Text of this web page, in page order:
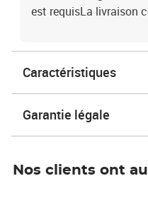
est requisLa livraison
Caractéristiques
Garantie légale
Nos clients ont